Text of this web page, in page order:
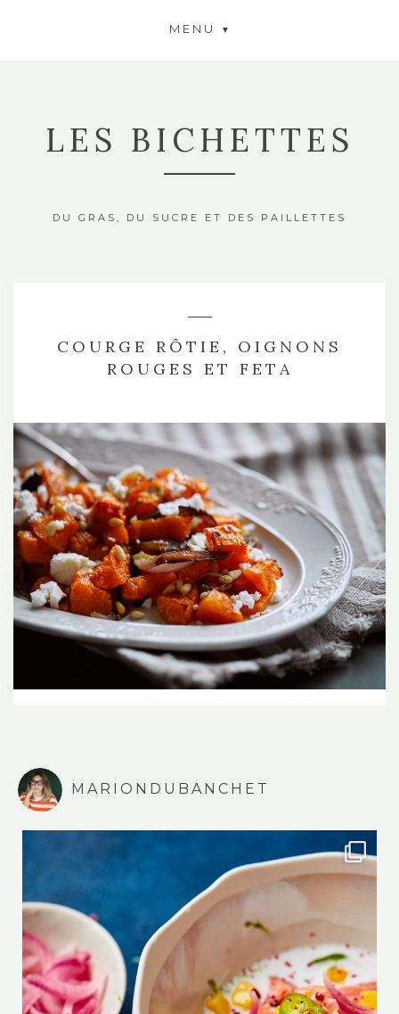
MENU
LES BICHETTES
DU GRAS, DU SUCRE ET DES PAILLETTES
COURGE RÔTIE, OIGNONS
ROUGES ET FETA
MARIONDUBANCHET